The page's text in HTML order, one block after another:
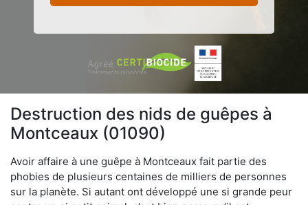
Destruction des nids de guêpes à
Montceaux (01090)
Avoir affaire à une guêpe à Montceaux fait partie des
phobies de plusieurs centaines de milliers de personnes
sur la planète. Si autant ont développé une si grande peur